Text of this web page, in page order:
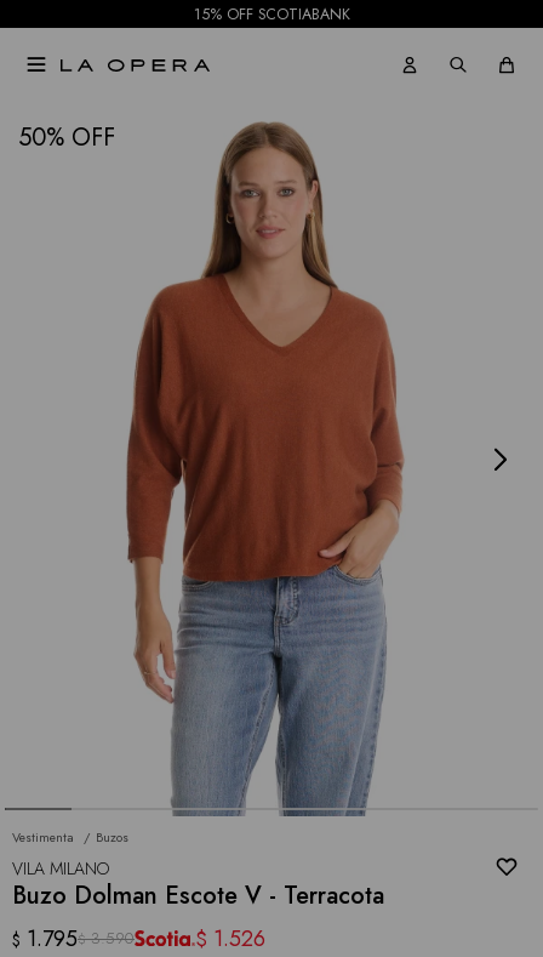
15% OFF SCOTIABANK

50
Vestimenta Buzos
VILA MILANO
Buzo Dolman Escote V - Terracota
$ 1.795$ 3.590 $ 1.526
NOTIFICARME